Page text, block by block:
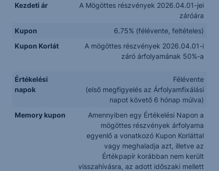
Kezdeti ár
A Mögöttes részvények 2026.04.01-jei
záróára
Kupon
6.75% (félévente, feltételes)
Kupon Korlát
A mögöttes részvények 2026.04.01-i
záró árfolyamának 50%-a
Értékelési
napok
Félévente
(első megfigyelés az Árfolyamfixálási
napot követő 6 hónap múlva)
Memory kupon
Amennyiben egy Értékelési Napon a
mögöttes részvények árfolyama
egyenlő a vonatkozó Kupon Korláttal
vagy meghaladja azt, illetve az
Értékpapír korábban nem került
visszahívásra, az adott időszaki mellett